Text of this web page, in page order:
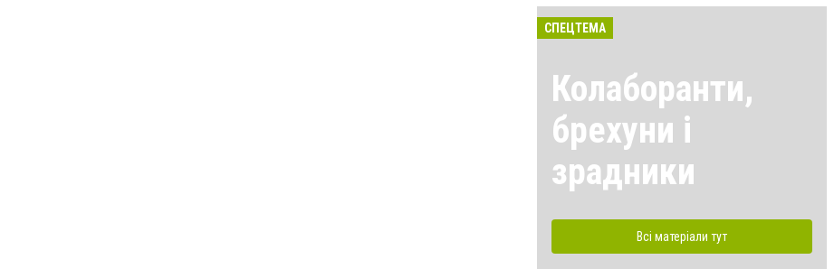
СПЕЦТЕМА
Колаборанти,
брехуни і
зрадники
Всі матеріали тут